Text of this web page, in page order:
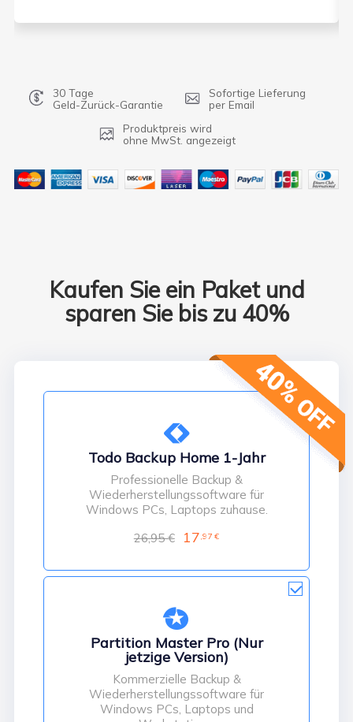
30 Tage
Geld-Zurück-Garantie
Sofortige Lieferung
per Email
Produktpreis wird
ohne MwSt. angezeigt
Kaufen Sie ein Paket und
sparen Sie bis zu 40%


Todo Backup Home 1-Jahr
Professionelle Backup &
Wiederherstellungssoftware für
Windows PCs, Laptops zuhause.
26,95 €
17,97 €

Partition Master Pro (Nur
jetzige Version)
Kommerzielle Backup &
Wiederherstellungssoftware für
Windows PCs, Laptops und